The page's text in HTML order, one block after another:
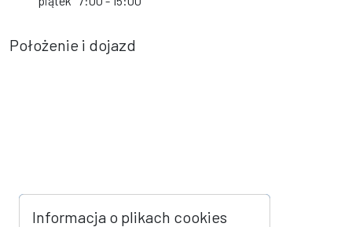
Położenie i dojazd
Informacja o plikach cookies